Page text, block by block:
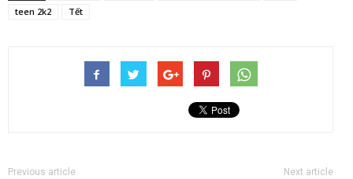
teen 2k2
Tết
Previous article Next article